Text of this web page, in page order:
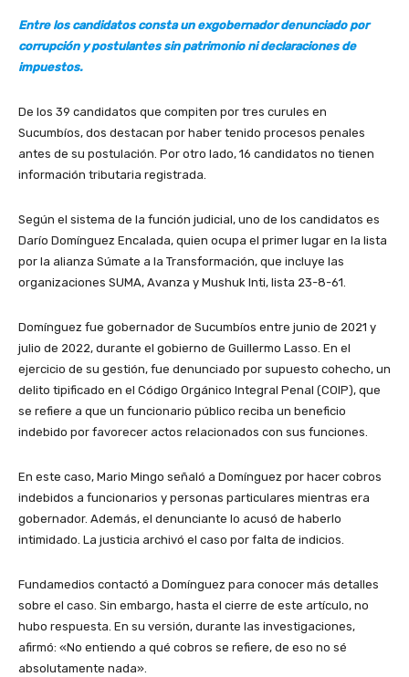
Entre los candidatos consta un exgobernador denunciado por
corrupción y postulantes sin patrimonio ni declaraciones de
impuestos.
De los 39 candidatos que compiten por tres curules en
Sucumbíos, dos destacan por haber tenido procesos penales
antes de su postulación. Por otro lado, 16 candidatos no tienen
información tributaria registrada.
Según el sistema de la función judicial, uno de los candidatos es
Darío Domínguez Encalada, quien ocupa el primer lugar en la lista
por la alianza Súmate a la Transformación, que incluye las
organizaciones SUMA, Avanza y Mushuk Inti, lista 23-8-61.
Domínguez fue gobernador de Sucumbíos entre junio de 2021 y
julio de 2022, durante el gobierno de Guillermo Lasso. En el
ejercicio de su gestión, fue denunciado por supuesto cohecho, un
delito tipificado en el Código Orgánico Integral Penal (COIP), que
se refiere a que un funcionario público reciba un beneficio
indebido por favorecer actos relacionados con sus funciones.
En este caso, Mario Mingo señaló a Domínguez por hacer cobros
indebidos a funcionarios y personas particulares mientras era
gobernador. Además, el denunciante lo acusó de haberlo
intimidado. La justicia archivó el caso por falta de indicios.
Fundamedios contactó a Domínguez para conocer más detalles
sobre el caso. Sin embargo, hasta el cierre de este artículo, no
hubo respuesta. En su versión, durante las investigaciones,
afirmó: «No entiendo a qué cobros se refiere, de eso no sé
absolutamente nada».